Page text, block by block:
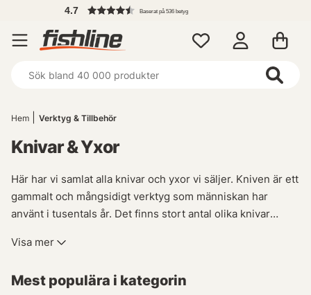
Baserat på 536 betyg
Hem Verktyg & Tillbehör
Knivar & Yxor
Här har vi samlat alla knivar och yxor vi säljer. Kniven är ett
gammalt och mångsidigt verktyg som människan har
använt i tusentals år. Det finns stort antal olika knivar
Machete, Överlevnadskniv, Bowiekniv, fällkniv och filékniv
Visa mer
Mest populära i kategorin